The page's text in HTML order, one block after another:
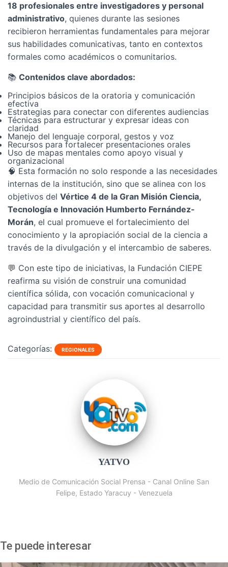
18 profesionales entre investigadores y personal
administrativo, quienes durante las sesiones
recibieron herramientas fundamentales para mejorar
sus habilidades comunicativas, tanto en contextos
formales como académicos o comunitarios.
📚 Contenidos clave abordados:
Principios básicos de la oratoria y comunicación
efectiva
Estrategias para conectar con diferentes audiencias
Técnicas para estructurar y expresar ideas con
claridad
Manejo del lenguaje corporal, gestos y voz
Recursos para fortalecer presentaciones orales
Uso de mapas mentales como apoyo visual y
organizacional
🧠 Esta formación no solo responde a las necesidades
internas de la institución, sino que se alinea con los
objetivos del Vértice 4 de la Gran Misión Ciencia,
Tecnología e Innovación Humberto Fernández-
Morán, el cual promueve el fortalecimiento del
conocimiento y la apropiación social de la ciencia a
través de la divulgación y el intercambio de saberes.
💬 Con este tipo de iniciativas, la Fundación CIEPE
reafirma su visión de construir una comunidad
científica sólida, con vocación comunicacional y
capacidad para transmitir sus aportes al desarrollo
agroindustrial y científico del país.
Categorías: REGIONALES
YATVO
Medio de Comunicación Social Prensa - Canal Online San
Felipe, Estado Yaracuy - Venezuela
Te puede interesar